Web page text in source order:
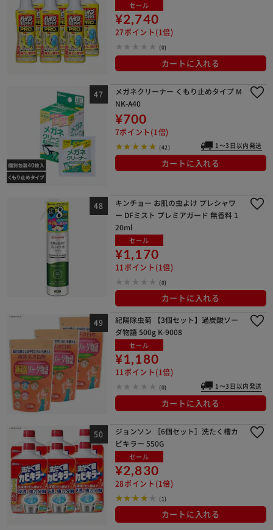
セール
¥2,740
27ポイント(1倍)
(0)
カートに入れる
メガネクリーナー くもり止めタイプ M
NK-A40
¥700
7ポイント(1倍)
(42) 1～3日以内発送
カートに入れる
キンチョー お肌の虫よけ プレシャワ
ー DFミスト プレミアガード 無香料 1
20ml
セール
¥1,170
11ポイント(1倍)
(0)
カートに入れる
紀陽除虫菊 【3個セット】過炭酸ソー
ダ物語 500g K-9008
セール
¥1,180
11ポイント(1倍)
(0) 1～3日以内発送
カートに入れる
ジョンソン ［6個セット］洗たく槽カ
ビキラー 550G
セール
¥2,830
28ポイント(1倍)
(1)
カートに入れる